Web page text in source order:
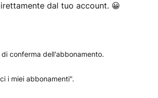
dal tuo account. 😀
di conferma dell'abbonamento.
i miei abbonamenti".